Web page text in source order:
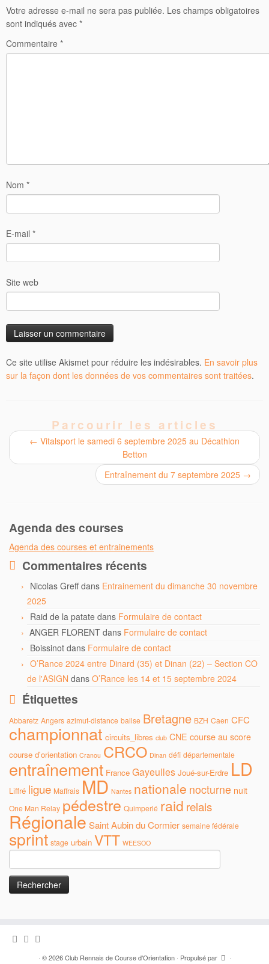
Votre adresse e-mail ne sera pas publiée. Les champs obligatoires
sont indiqués avec *
Commentaire *
Nom *
E-mail *
Site web
Ce site utilise Akismet pour réduire les indésirables. En savoir plus
sur la façon dont les données de vos commentaires sont traitées.
Parcourir les articles
← Vitalsport le samedi 6 septembre 2025 au Décathlon
Betton
Entraînement du 7 septembre 2025 →
Agenda des courses
Agenda des courses et entrainements
Commentaires récents
Nicolas Greffdans Entrainement du dimanche 30 novembre
2025
Raid de la patate dans Formulaire de contact
ANGER FLORENT dans Formulaire de contact
Boissinot dans Formulaire de contact
O’Rance 2024 entre Dinard (35) et Dinan (22) – Section CO
de l'ASIGN dans O’Rance les 14 et 15 septembre 2024
Étiquettes
Abbaretz Angers azimut-distance balise Bretagne BZH Caen CFC
championnat circuits_libres club CNE course au score
course d'orientation Cranou CRCO Dinan défi départementale
entraînement France Gayeulles Joué-sur-Erdre LD
Liffré ligue Maffrais MD Nantes nationale nocturne nuit
One Man Relay pédestre Quimperlé raid relais
Régionale Saint Aubin du Cormier semaine fédérale
sprint stage urbain VTT WEESOO
· © 2026 Club Rennais de Course d'Orientation· Propulsé par ·